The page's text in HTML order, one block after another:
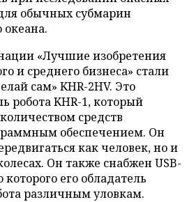
обычных субмарин
океана.
«Лучшие изобретения
и среднего бизнеса» стали
сам» KHR-2HV. Это
робота KHR-1, который
средств
обеспечением. Он
как человек, но и
Он также снабжен USB-
его обладатель
различным уловкам.